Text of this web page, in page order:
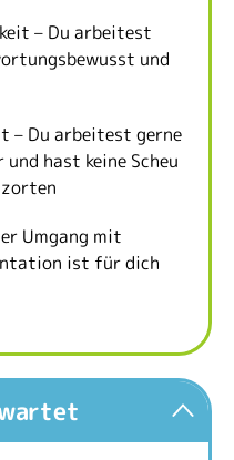
– Du arbeitest
und
– Du arbeitest gerne
hast keine Scheu
Umgang mit
ist für dich